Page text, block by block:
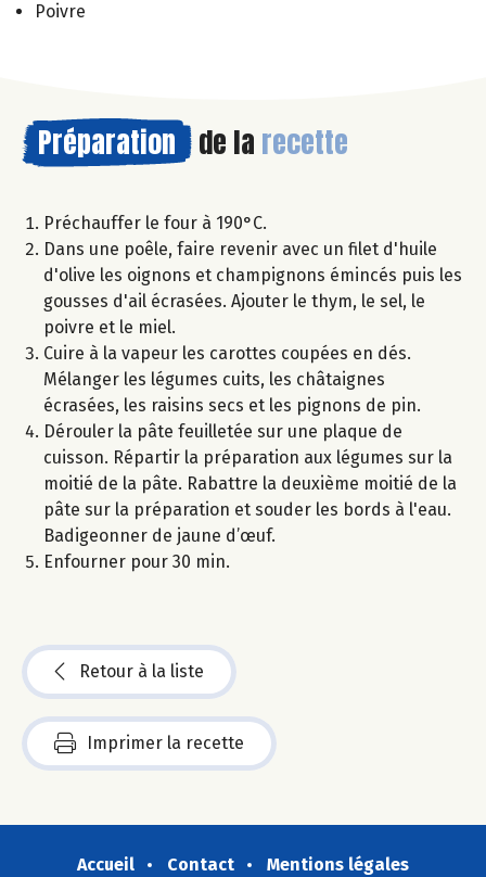
Poivre
Préparation de la recette
Préchauffer le four à 190°C.
Dans une poêle, faire revenir avec un filet d'huile
d'olive les oignons et champignons émincés puis les
gousses d'ail écrasées. Ajouter le thym, le sel, le
poivre et le miel.
Cuire à la vapeur les carottes coupées en dés.
Mélanger les légumes cuits, les châtaignes
écrasées, les raisins secs et les pignons de pin.
Dérouler la pâte feuilletée sur une plaque de
cuisson. Répartir la préparation aux légumes sur la
moitié de la pâte. Rabattre la deuxième moitié de la
pâte sur la préparation et souder les bords à l'eau.
Badigeonner de jaune d’œuf.
Enfourner pour 30 min.
Retour à la liste
Imprimer la recette
Accueil Contact
Mentions légales